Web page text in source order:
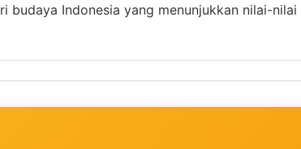
Indonesia yang menunjukkan nilai-